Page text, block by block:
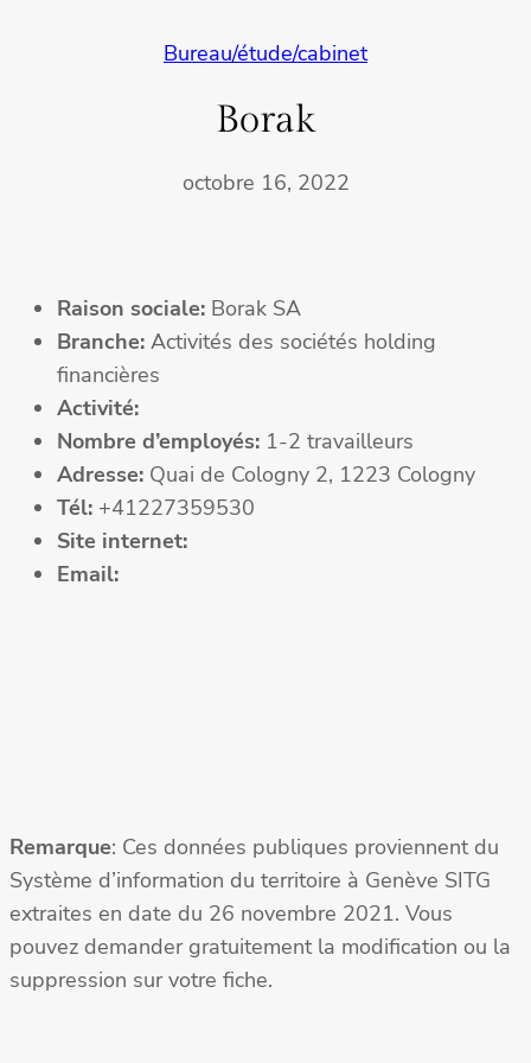
Bureau/étude/cabinet
Borak
octobre 16, 2022
Raison sociale: Borak SA
Branche: Activités des sociétés holding
financières
Activité:
Nombre d’employés: 1-2 travailleurs
Adresse: Quai de Cologny 2, 1223 Cologny
Tél: +41227359530
Site internet:
Email:
Remarque: Ces données publiques proviennent du
Système d’information du territoire à Genève SITG
extraites en date du 26 novembre 2021. Vous
pouvez demander gratuitement la modification ou la
suppression sur votre fiche.